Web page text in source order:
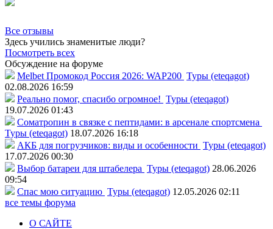
Все отзывы
Здесь учились знаменитые люди?
Посмотреть всех
Обсуждение на форуме
Melbet Промокод Россия 2026: WAP200 Туры (eteqagot)
02.08.2026 16:59
Реально помог, спасибо огромное! Туры (eteqagot)
19.07.2026 01:43
Соматропин в связке с пептидами: в арсенале спортсмена
Туры (eteqagot) 18.07.2026 16:18
АКБ для погрузчиков: виды и особенности Туры (eteqagot)
17.07.2026 00:30
Выбор батареи для штабелера Туры (eteqagot) 28.06.2026
09:54
Спас мою ситуацию Туры (eteqagot) 12.05.2026 02:11
все темы форума
О САЙТЕ